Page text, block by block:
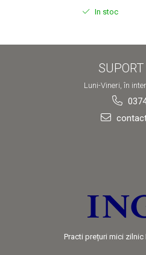
In stoc
Luni-Vineri, în
Practi prețuri mici zilnic